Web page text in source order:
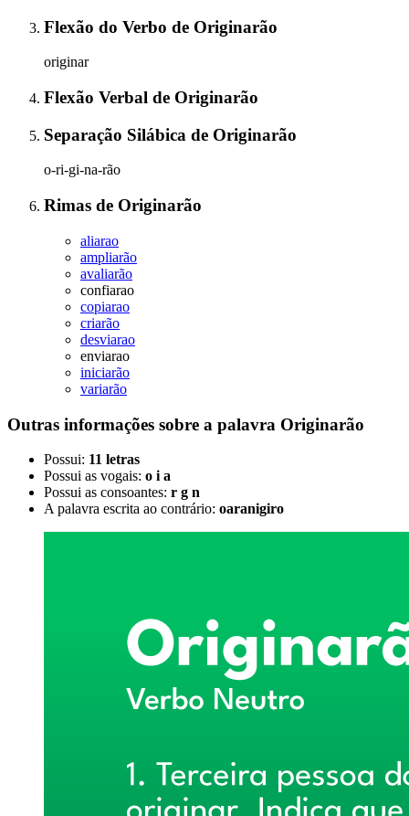
Flexão do Verbo de Originarão
originar
Flexão Verbal de Originarão
Separação Silábica de Originarão
o-ri-gi-na-rão
Rimas de Originarão
aliarao
ampliarão
avaliarão
confiarao
copiarao
criarão
desviarao
enviarao
iniciarão
variarão
Outras informações sobre a palavra Originarão
Possui: 11 letras
Possui as vogais: o i a
Possui as consoantes: r g n
A palavra escrita ao contrário: oaranigiro